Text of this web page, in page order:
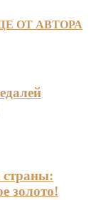
ОТ АВТОРА
страны:
золото!